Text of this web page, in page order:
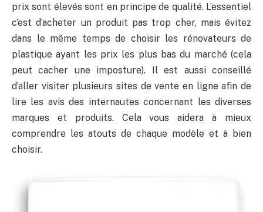
prix sont élevés sont en principe de qualité. L’essentiel
c’est d’acheter un produit pas trop cher, mais évitez
dans le même temps de choisir les rénovateurs de
plastique ayant les prix les plus bas du marché (cela
peut cacher une imposture). Il est aussi conseillé
d’aller visiter plusieurs sites de vente en ligne afin de
lire les avis des internautes concernant les diverses
marques et produits. Cela vous aidera à mieux
comprendre les atouts de chaque modèle et à bien
choisir.